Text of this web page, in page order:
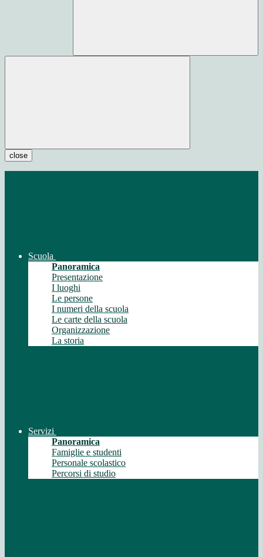
close
Scuola
Panoramica
Presentazione
I luoghi
Le persone
I numeri della scuola
Le carte della scuola
Organizzazione
La storia
Servizi
Panoramica
Famiglie e studenti
Personale scolastico
Percorsi di studio